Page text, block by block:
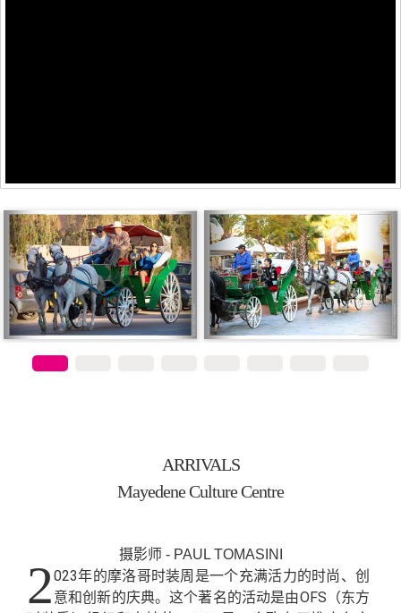
ARRIVALS
Mayedene Culture Centre
摄影师 - PAUL TOMASINI
2023年的摩洛哥时装周是一个充满活力的时尚、创
意和创新的庆典。这个著名的活动是由OFS（东方